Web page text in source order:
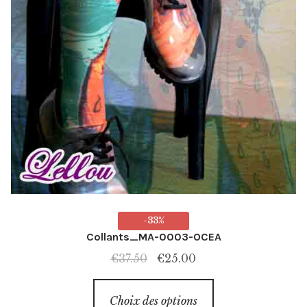
-33%
Collants_MA-0003-OCEA
€37.50
Le
prix
initial
€25.00
prix
actuel
Choix des options